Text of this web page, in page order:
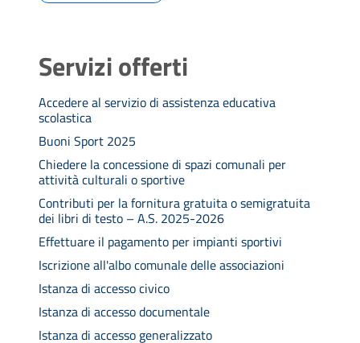
Servizi offerti
Accedere al servizio di assistenza educativa
scolastica
Buoni Sport 2025
Chiedere la concessione di spazi comunali per
attività culturali o sportive
Contributi per la fornitura gratuita o semigratuita
dei libri di testo – A.S. 2025-2026
Effettuare il pagamento per impianti sportivi
Iscrizione all'albo comunale delle associazioni
Istanza di accesso civico
Istanza di accesso documentale
Istanza di accesso generalizzato